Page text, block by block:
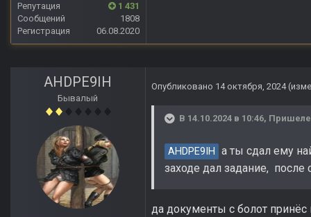
Репутация
1 431
Сообщений
1808
Регистрация
06.08.2020
AHDPE9IH
Бывалый
Опубликовано 14 октября, 2024
В 14.10.2024 в 10:46,
AHDPE9IH
а ты сдал ему
заходе дал задание, после
да документы с болот